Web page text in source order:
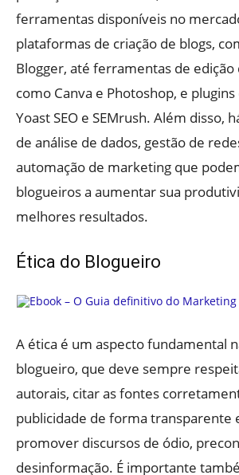
ferramentas disponíveis no
plataformas de criação de blogs,
Blogger, até ferramentas de edição
como Canva e Photoshop, e plugins
Yoast SEO e SEMrush. Além disso,
de análise de dados, gestão de
automação de marketing que
blogueiros a aumentar sua
melhores resultados.
Ética do Blogueiro
A ética é um aspecto fundamental
blogueiro, que deve sempre
autorais, citar as fontes
publicidade de forma transparente
promover discursos de ódio,
desinformação. É importante